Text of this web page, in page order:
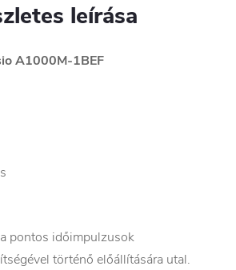
leírása
A1000M-1BEF
pontos időimpulzusok
történő előállítására utal.